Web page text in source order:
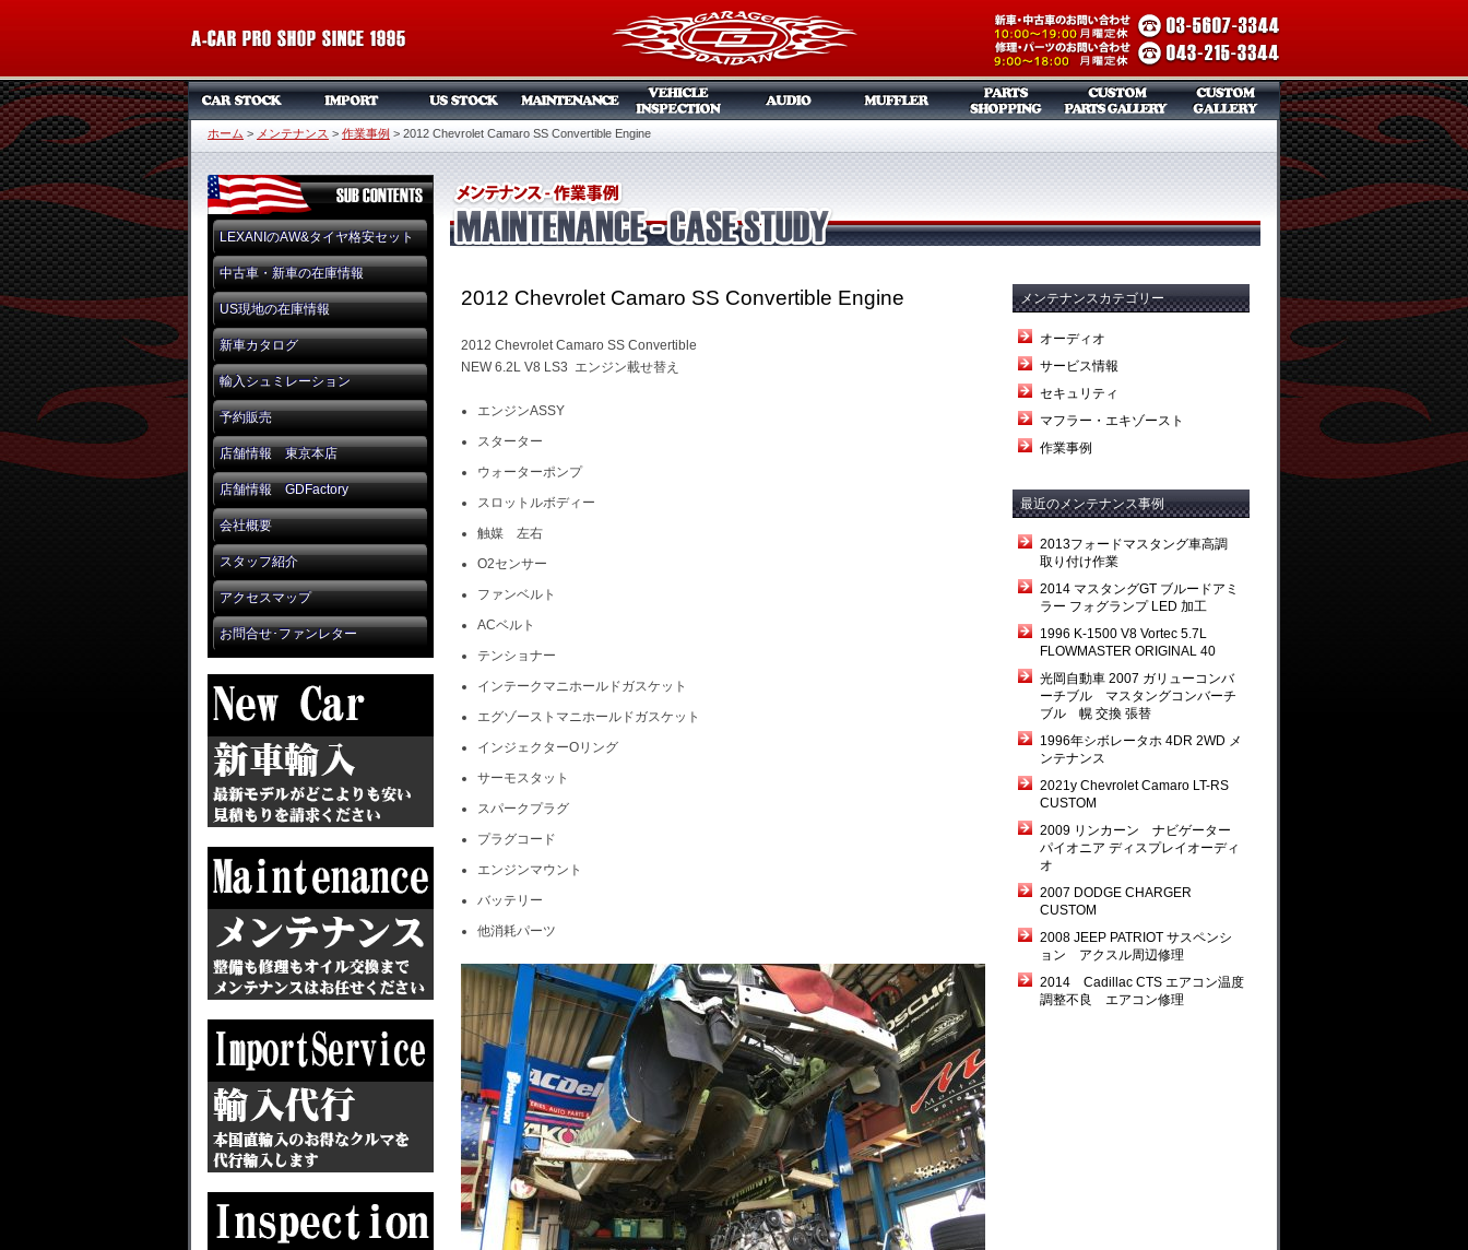
ホーム > メンテナンス > 作業事例 > 2012 Chevrolet Camaro SS Convertible Engine
LEXANIのAW&タイヤ格安セット
中古車・新車の在庫情報
US現地の在庫情報
新車カタログ
輸入シュミレーション
予約販売
店舗情報 東京本店
店舗情報 GDFactory
会社概要
スタッフ紹介
アクセスマップ
お問合せ･ファンレター
2012 Chevrolet Camaro SS Convertible Engine
2012 Chevrolet Camaro SS Convertible
NEW 6.2L V8 LS3 エンジン載せ替え
エンジンASSY
スターター
ウォーターポンプ
スロットルボディー
触媒 左右
O2センサー
ファンベルト
ACベルト
テンショナー
インテークマニホールドガスケット
エグゾーストマニホールドガスケット
インジェクターOリング
サーモスタット
スパークプラグ
プラグコード
エンジンマウント
バッテリー
他消耗パーツ
メンテナンスカテゴリー
オーディオ
サービス情報
セキュリティ
マフラー・エキゾースト
作業事例
最近のメンテナンス事例
2013フォードマスタング車高調
取り付け作業
2014 マスタングGT ブルードアミ
ラー フォグランプ LED 加工
1996 K-1500 V8 Vortec 5.7L
FLOWMASTER ORIGINAL 40
光岡自動車 2007 ガリューコンバ
ーチブル マスタングコンバーチ
ブル 幌 交換 張替
1996年シボレータホ 4DR 2WD メ
ンテナンス
2021y Chevrolet Camaro LT-RS
CUSTOM
2009 リンカーン ナビゲーター
パイオニア ディスプレイオーディ
オ
2007 DODGE CHARGER
CUSTOM
2008 JEEP PATRIOT サスペンシ
ョン アクスル周辺修理
2014 Cadillac CTS エアコン温度
調整不良 エアコン修理